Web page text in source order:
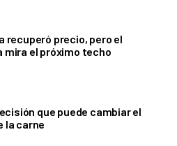
recuperó precio, pero el
mira el próximo techo
que puede cambiar el
la carne